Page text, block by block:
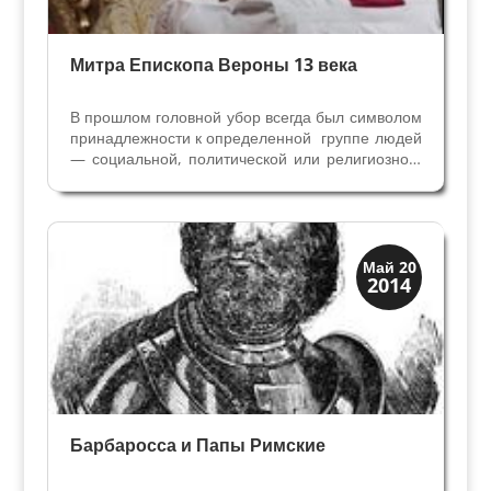
Митра Епископа Вероны 13 века
В прошлом головной убор всегда был символом
принадлежности к определенной группе людей
— социальной, политической или религиозной.
черного бархата, и только они имели право их
носить — все видели, что они — члены
Май 20
2014
Верона
Средневековая
Барбаросса и Папы Римские